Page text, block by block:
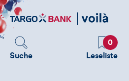
Direktlink
zum
Inhalt
Suche
Favoriten
0
Leseliste